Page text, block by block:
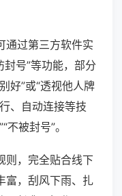
通过第三方软件实
封号”等功能，部分
好”或“透视他人牌
、自动连接等技
被封号”。
则，完全贴合线下
富，刮风下雨、扎